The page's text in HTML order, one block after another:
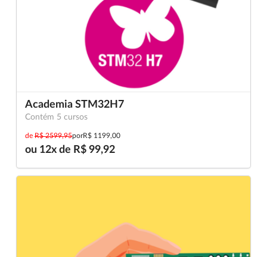
Academia STM32H7
Contém 5 cursos
de R$ 2599,95porR$ 1199,00
ou 12x de R$ 99,92